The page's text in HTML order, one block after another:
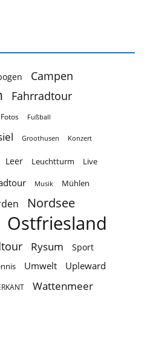
Campen
Fahrradtour
Fotos Fußball
Groothusen Konzert
Leer Leuchtturm Live
Musik Mühlen
Nordsee
Ostfriesland
Rysum Sport
Umwelt Upleward
Wattenmeer